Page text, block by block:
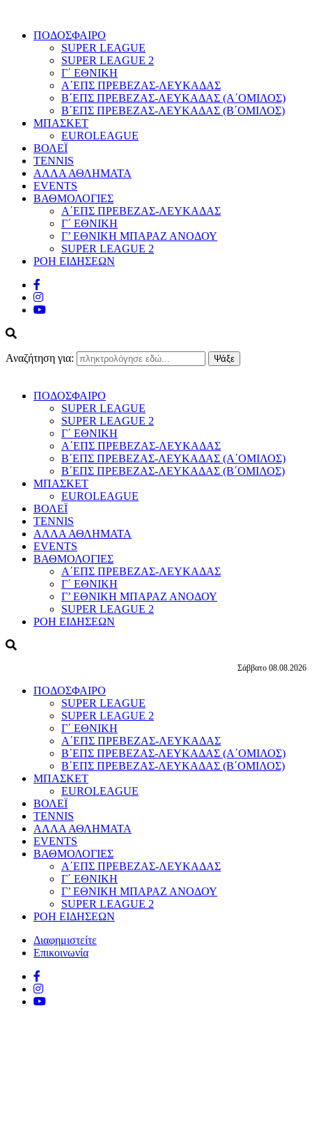
ΠΟΔΟΣΦΑΙΡΟ
SUPER LEAGUE
SUPER LEAGUE 2
Γ΄ ΕΘΝΙΚΗ
Α΄ΕΠΣ ΠΡΕΒΕΖΑΣ-ΛΕΥΚΑΔΑΣ
Β΄ΕΠΣ ΠΡΕΒΕΖΑΣ-ΛΕΥΚΑΔΑΣ (Α΄ΟΜΙΛΟΣ)
Β΄ΕΠΣ ΠΡΕΒΕΖΑΣ-ΛΕΥΚΑΔΑΣ (Β΄ΟΜΙΛΟΣ)
ΜΠΑΣΚΕΤ
EUROLEAGUE
ΒΟΛΕΪ
TENNIS
ΑΛΛΑ ΑΘΛΗΜΑΤΑ
EVENTS
ΒΑΘΜΟΛΟΓΙΕΣ
Α΄ΕΠΣ ΠΡΕΒΕΖΑΣ-ΛΕΥΚΑΔΑΣ
Γ΄ ΕΘΝΙΚΗ
Γ’ ΕΘΝΙΚΗ ΜΠΑΡΑΖ ΑΝΟΔΟΥ
SUPER LEAGUE 2
ΡΟΗ ΕΙΔΗΣΕΩΝ
Αναζήτηση για:
ΠΟΔΟΣΦΑΙΡΟ
SUPER LEAGUE
SUPER LEAGUE 2
Γ΄ ΕΘΝΙΚΗ
Α΄ΕΠΣ ΠΡΕΒΕΖΑΣ-ΛΕΥΚΑΔΑΣ
Β΄ΕΠΣ ΠΡΕΒΕΖΑΣ-ΛΕΥΚΑΔΑΣ (Α΄ΟΜΙΛΟΣ)
Β΄ΕΠΣ ΠΡΕΒΕΖΑΣ-ΛΕΥΚΑΔΑΣ (Β΄ΟΜΙΛΟΣ)
ΜΠΑΣΚΕΤ
EUROLEAGUE
ΒΟΛΕΪ
TENNIS
ΑΛΛΑ ΑΘΛΗΜΑΤΑ
EVENTS
ΒΑΘΜΟΛΟΓΙΕΣ
Α΄ΕΠΣ ΠΡΕΒΕΖΑΣ-ΛΕΥΚΑΔΑΣ
Γ΄ ΕΘΝΙΚΗ
Γ’ ΕΘΝΙΚΗ ΜΠΑΡΑΖ ΑΝΟΔΟΥ
SUPER LEAGUE 2
ΡΟΗ ΕΙΔΗΣΕΩΝ
Σάββατο 08.08.2026
ΠΟΔΟΣΦΑΙΡΟ
SUPER LEAGUE
SUPER LEAGUE 2
Γ΄ ΕΘΝΙΚΗ
Α΄ΕΠΣ ΠΡΕΒΕΖΑΣ-ΛΕΥΚΑΔΑΣ
Β΄ΕΠΣ ΠΡΕΒΕΖΑΣ-ΛΕΥΚΑΔΑΣ (Α΄ΟΜΙΛΟΣ)
Β΄ΕΠΣ ΠΡΕΒΕΖΑΣ-ΛΕΥΚΑΔΑΣ (Β΄ΟΜΙΛΟΣ)
ΜΠΑΣΚΕΤ
EUROLEAGUE
ΒΟΛΕΪ
TENNIS
ΑΛΛΑ ΑΘΛΗΜΑΤΑ
EVENTS
ΒΑΘΜΟΛΟΓΙΕΣ
Α΄ΕΠΣ ΠΡΕΒΕΖΑΣ-ΛΕΥΚΑΔΑΣ
Γ΄ ΕΘΝΙΚΗ
Γ’ ΕΘΝΙΚΗ ΜΠΑΡΑΖ ΑΝΟΔΟΥ
SUPER LEAGUE 2
ΡΟΗ ΕΙΔΗΣΕΩΝ
Διαφημιστείτε
Επικοινωνία